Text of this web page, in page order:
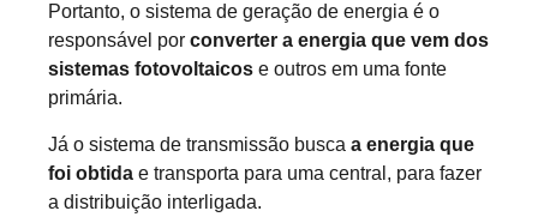
Portanto, o sistema de geração de energia é o
responsável por converter a energia que vem dos
sistemas fotovoltaicos e outros em uma fonte
primária.
Já o sistema de transmissão busca a energia que
foi obtida e transporta para uma central, para fazer
a distribuição interligada.